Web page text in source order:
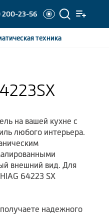
200-23-56
техника
на вашей кухне с
любого интерьера.
внешний вид. Для
64223 SX
надежного